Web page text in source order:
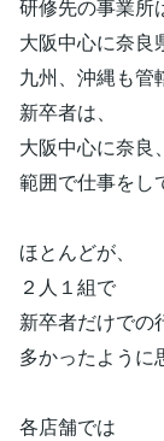
研修先の事業所
大阪中心に奈良
九州、沖縄も管
新卒者は、
大阪中心に奈良
範囲で仕事をし
ほとんどが、
２人１組で
新卒者だけでの
多かったように
各店舗では